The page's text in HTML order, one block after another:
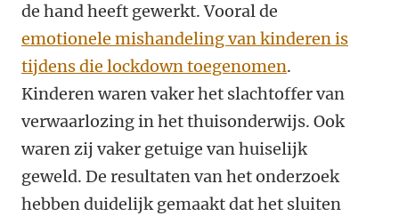
de hand heeft gewerkt. Vooral de
emotionele mishandeling van kinderen is
tijdens die lockdown toegenomen.
Kinderen waren vaker het slachtoffer van
verwaarlozing in het thuisonderwijs. Ook
waren zij vaker getuige van huiselijk
geweld. De resultaten van het onderzoek
hebben duidelijk gemaakt dat het sluiten